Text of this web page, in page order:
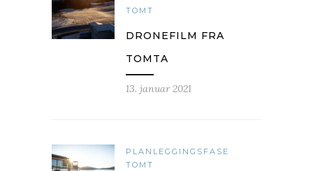
TOMT
DRONEFILM FRA
TOMTA
13. januar 2021
PLANLEGGINGSFASE
TOMT